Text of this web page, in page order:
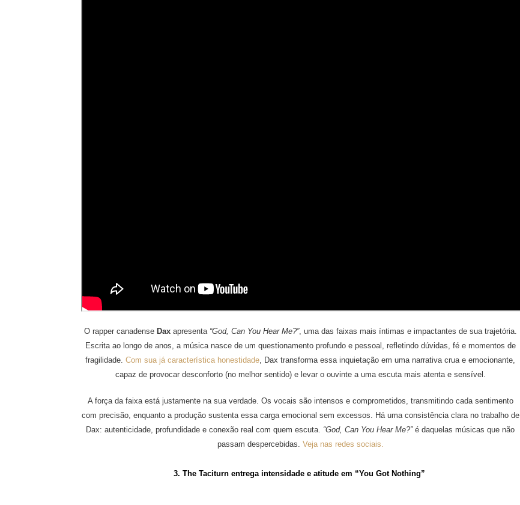
O rapper canadense Daxapresenta “God, Can You Hear Me?”, uma das faixas mais íntimas e impactantes de sua trajetória.
Escrita ao longo de anos, a música nasce de um questionamento profundo e pessoal, refletindo dúvidas, fé e momentos de
fragilidade. Com sua já característica honestidade , Dax transforma essa inquietação em uma narrativa crua e emocionante,
capaz de provocar desconforto (no melhor sentido) e levar o ouvinte a uma escuta mais atenta e sensível.
A força da faixa está justamente na sua verdade. Os vocais são intensos e comprometidos, transmitindo cada sentimento
com precisão, enquanto a produção sustenta essa carga emocional sem excessos. Há uma consistência clara no trabalho de
Dax: autenticidade, profundidade e conexão real com quem escuta. “God, Can You Hear Me?”é daquelas músicas que não
passam despercebidas. Veja nas redes sociais.
3. The Taciturn entrega intensidade e atitude em “You Got Nothing”